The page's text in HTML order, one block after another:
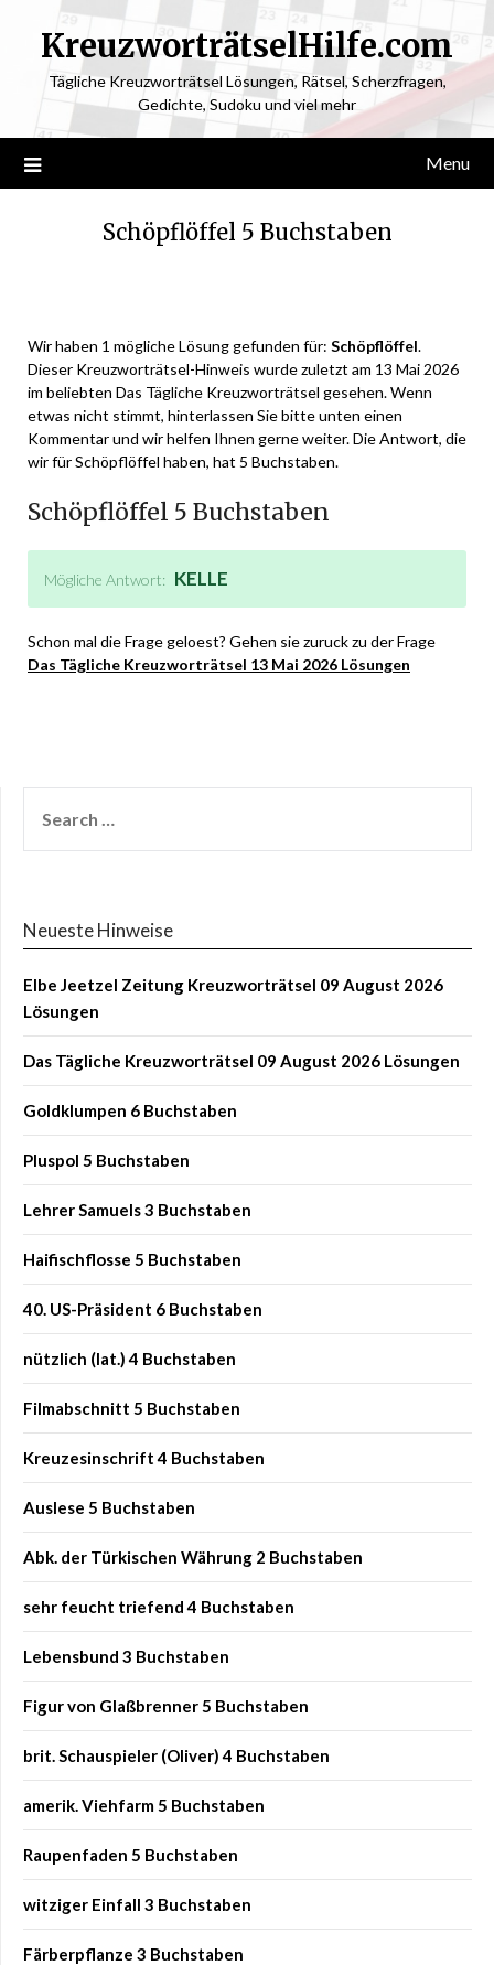
KreuzworträtselHilfe.com
Tägliche Kreuzworträtsel Lösungen, Rätsel, Scherzfragen,
Gedichte, Sudoku und viel mehr
Menu
Schöpflöffel 5 Buchstaben
May
12,
2026
Wir haben 1 mögliche Lösung gefunden für: Schöpflöffel.
Dieser Kreuzworträtsel-Hinweis wurde zuletzt am 13 Mai 2026
im beliebten Das Tägliche Kreuzworträtsel gesehen. Wenn
etwas nicht stimmt, hinterlassen Sie bitte unten einen
Kommentar und wir helfen Ihnen gerne weiter. Die Antwort, die
wir für Schöpflöffel haben, hat 5 Buchstaben.
Schöpflöffel 5 Buchstaben
Mögliche Antwort: KELLE
Schon mal die Frage geloest? Gehen sie zuruck zu der Frage
Das Tägliche Kreuzworträtsel 13 Mai 2026 Lösungen
Neueste Hinweise
Elbe Jeetzel Zeitung Kreuzworträtsel 09 August 2026
Lösungen
Das Tägliche Kreuzworträtsel 09 August 2026 Lösungen
Goldklumpen 6 Buchstaben
Pluspol 5 Buchstaben
Lehrer Samuels 3 Buchstaben
Haifischflosse 5 Buchstaben
40. US-Präsident 6 Buchstaben
nützlich (lat.) 4 Buchstaben
Filmabschnitt 5 Buchstaben
Kreuzesinschrift 4 Buchstaben
Auslese 5 Buchstaben
Abk. der Türkischen Währung 2 Buchstaben
sehr feucht triefend 4 Buchstaben
Lebensbund 3 Buchstaben
Figur von Glaßbrenner 5 Buchstaben
brit. Schauspieler (Oliver) 4 Buchstaben
amerik. Viehfarm 5 Buchstaben
Raupenfaden 5 Buchstaben
witziger Einfall 3 Buchstaben
Färberpflanze 3 Buchstaben